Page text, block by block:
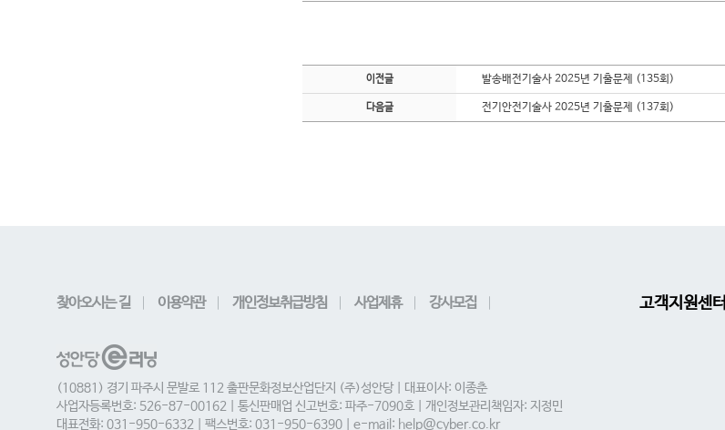
이전글 발송배전기술사 2025년 기출문제 (135회)
다음글 전기안전기술사 2025년 기출문제 (137회)
찾아오시는 길 이용약관 개인정보취급방침 사업제휴 강사모집
(10881) 경기 파주시 문발로 112 출판문화정보산업단지 (주)성안당 | 대표이사: 이종춘
사업자등록번호: 526-87-00162 | 통신판매업 신고번호: 파주-7090호 | 개인정보관리책임자: 지정민
대표전화: 031-950-6332 | 팩스번호: 031-950-6390 | e-mail: help@cyber.co.kr
고객지원센터